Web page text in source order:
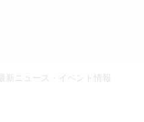
最新ニュース・イベント情報